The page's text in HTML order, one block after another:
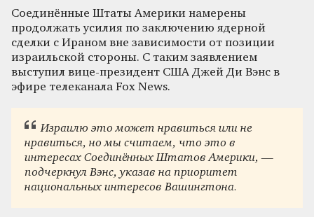
Соединённые Штаты Америки намерены
продолжать усилия по заключению ядерной
сделки с Ираном вне зависимости от позиции
израильской стороны. С таким заявлением
выступил вице-президент США Джей Ди Вэнс в
эфире телеканала Fox News.
Израилю это может нравиться или не
нравиться, но мы считаем, что это в
интересах Соединённых Штатов Америки, —
подчеркнул Вэнс, указав на приоритет
национальных интересов Вашингтона.